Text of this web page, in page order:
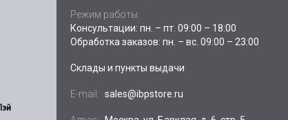
Режим работы:
Консультации: пн. – пт. 09:00 – 18:00
Обработка заказов: пн. – вс. 09:00 – 23:00
Склады и пункты выдачи
E-mail: sales@ibpstore.ru